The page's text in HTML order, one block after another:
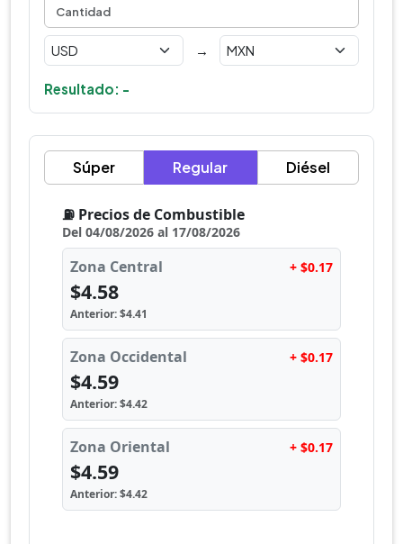
→
Resultado: -
Súper Regular Diésel